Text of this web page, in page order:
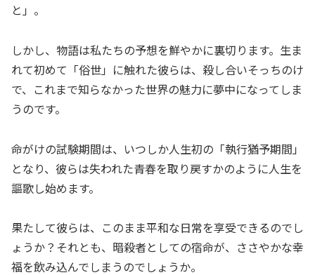
と」。
しかし、物語は私たちの予想を鮮やかに裏切ります。生ま
れて初めて「俗世」に触れた彼らは、殺し合いそっちのけ
で、これまで知らなかった世界の魅力に夢中になってしま
うのです。
命がけの試験期間は、いつしか人生初の「執行猶予期間」
となり、彼らは失われた青春を取り戻すかのように人生を
謳歌し始めます。
果たして彼らは、このまま平和な日常を享受できるのでし
ょうか？それとも、暗殺者としての宿命が、ささやかな幸
福を飲み込んでしまうのでしょうか。